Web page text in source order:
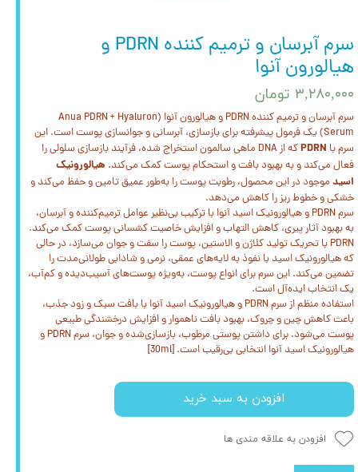
سرم آبرسان و ترمیم کننده PDRN و
هیالورون آنوا
۳,۲۸۰,۰۰۰ تومان
سرم آبرسان و ترمیم کننده PDRN و هیالورون آنوا (Anua PDRN + Hyaluron
Serum) یک فرمول پیشرفته برای بازسازی، آبرسانی و جوانسازی پوست است. این
سرم با PDRN
که از DNA ماهی سالمون استخراج شده، فرآیند بازسازی سلولی را
فعال می‌کند و به بهبود بافت و استحکام پوست کمک می‌کند. هیالورونیک
اسید موجود در این محصول، رطوبت پوست را به‌طور عمیق تامین و حفظ می‌کند و
خشکی و خطوط ریز را کاهش می‌دهد.
سرم PDRN و هیالورونیک اسید آنوا با ترکیب بی‌نظیر عوامل ترمیم‌کننده و آبرسان،
به بهبود آثار پیری، کاهش التهاب و افزایش خاصیت کشسانی پوست کمک می‌کند.
PDRN با تحریک تولید کلاژن و الاستین، پوست را سفت و جوان می‌سازد، در حالی
که هیالورونیک اسید با نفوذ به لایه‌های عمقی، نرمی و شادابی طولانی‌مدت را
تضمین می‌کند. این سرم برای انواع پوست، به‌ویژه پوست‌های آسیب‌دیده و کم‌آب،
یک انتخاب ایده‌آل است.
استفاده منظم از سرم PDRN و هیالورونیک اسید آنوا با بافت سبک و زود جذب،
باعث کاهش چین‌ و چروک، بهبود بافت ناهموار و افزایش درخشندگی طبیعی
پوست می‌شود. برای داشتن پوستی مرطوب، بازسازی‌شده و جوان، سرم PDRN و
هیالورونیک اسید آنوا انتخابی بی‌رقیب است. [30ml]
افزودن به سبد خرید
افزودن به علاقه مندی ها